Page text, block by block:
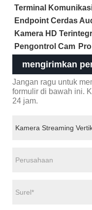
Terminal
Endpoint Cerdas
Kamera HD
Pengontrol Cam
mengirimkan
Jangan ragu untuk
formulir di bawah ini.
24 jam.